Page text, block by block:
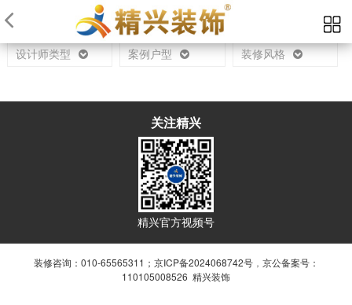
当前位置： 首页 设计师
设计师类型 案例户型 装修风格
关注精兴
精兴官方视频号
装修咨询：010-65565311； 京ICP备2024068742号， 京公备案号：
110105008526 精兴装饰